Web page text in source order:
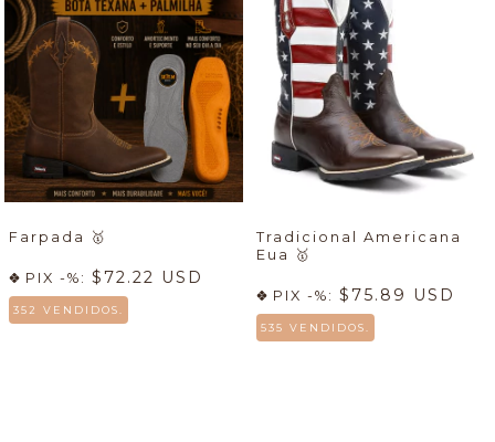
Farpada 🥇
PIX -%: $72.22 USD
352 VENDIDOS.
Tradicional Americana
Eua
🥇
PIX -%: $75.89 USD
535 VENDIDOS.